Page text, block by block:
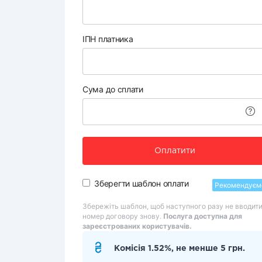
ІПН платника
Сума до сплати
Оплатити
Зберегти шаблон оплати
Збережіть шаблон, щоб наступного разу не вводити
номер договору знову. Послуга доступна для
зареєстрованих користувачів.
Комісія 1.52%, не менше 5 грн.